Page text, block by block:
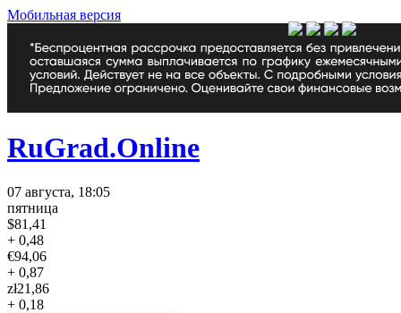
Мобильная версия
RuGrad.Online
07 августа, 18:05
пятница
$81,41
+ 0,48
€94,06
+ 0,87
zł21,86
+ 0,18